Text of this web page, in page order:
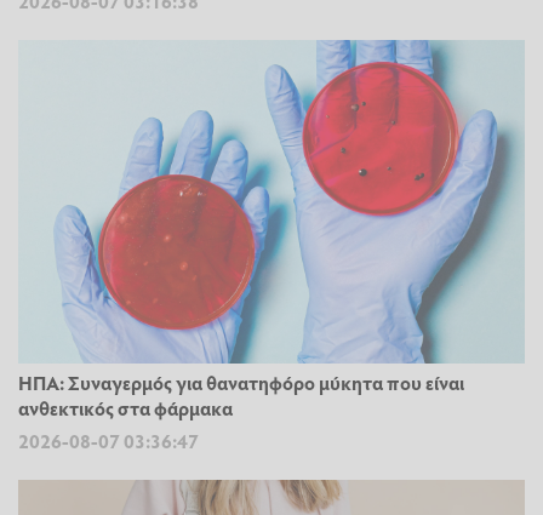
ΗΠΑ: Συναγερμός για θανατηφόρο μύκητα που είναι
ανθεκτικός στα φάρμακα
2026-08-07 03:36:47